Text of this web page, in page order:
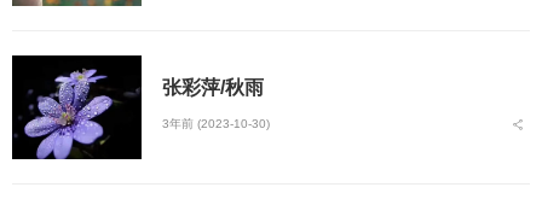
张彩萍/秋雨
3年前 (2023-10-30)